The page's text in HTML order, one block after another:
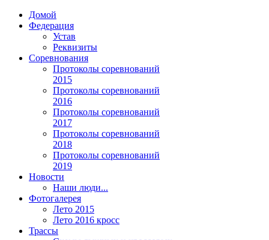
Домой
Федерация
Устав
Реквизиты
Соревнования
Протоколы соревнований
2015
Протоколы соревнований
2016
Протоколы соревнований
2017
Протоколы соревнований
2018
Протоколы соревнований
2019
Новости
Наши люди...
Фотогалерея
Лето 2015
Лето 2016 кросс
Трассы